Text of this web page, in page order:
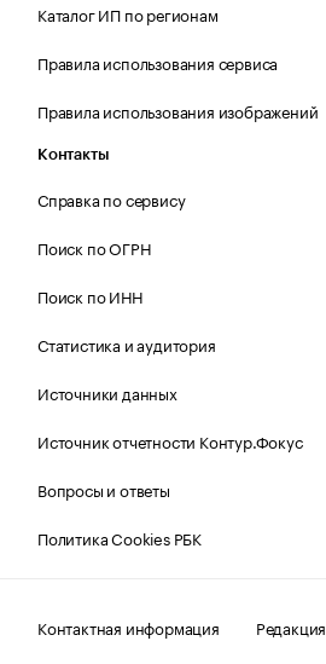
Каталог ИП по регионам
Правила использования сервиса
Правила использования изображений
Контакты
Справка по сервису
Поиск по ОГРН
Поиск по ИНН
Статистика и аудитория
Источники данных
Источник отчетности Контур.Фокус
Вопросы и ответы
Политика Cookies РБК
Контактная информация
Редакция